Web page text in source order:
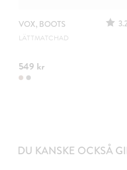
VOX, BOOTS 3.2
LÄTTMATCHAD
549 kr
DU KANSKE OCKSÅ